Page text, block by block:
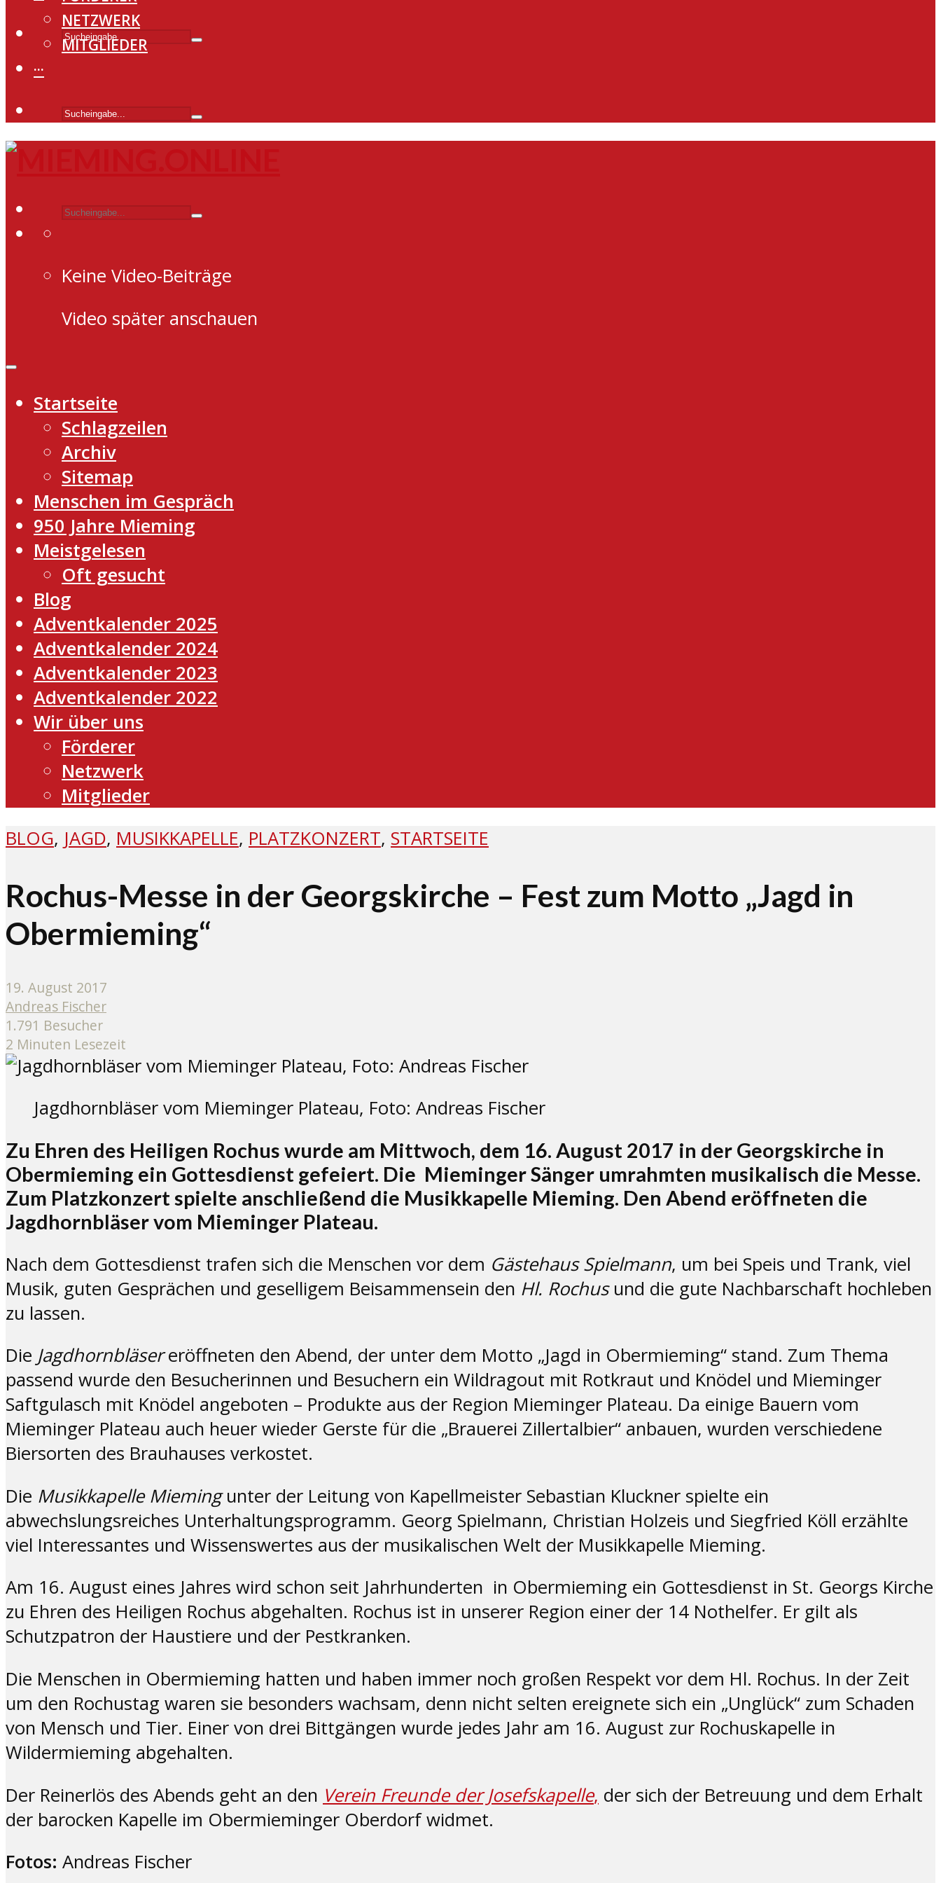
NETZWERK
MITGLIEDER
···
Keine Video-Beiträge
Video später anschauen
Startseite
Schlagzeilen
Archiv
Sitemap
Menschen im Gespräch
950 Jahre Mieming
Meistgelesen
Oft gesucht
Blog
Adventkalender 2025
Adventkalender 2024
Adventkalender 2023
Adventkalender 2022
Wir über uns
Förderer
Netzwerk
Mitglieder
BLOG, JAGD, MUSIKKAPELLE, PLATZKONZERT, STARTSEITE
Rochus-Messe in der Georgskirche – Fest zum Motto „Jagd in
Obermieming“
19. August 2017
Andreas Fischer
1.791 Besucher
2 Minuten Lesezeit
Jagdhornbläser vom Mieminger Plateau, Foto: Andreas Fischer
Zu Ehren des Heiligen Rochus wurde am Mittwoch, dem 16. August 2017 in der Georgskirche in
Obermieming ein Gottesdienst gefeiert. Die Mieminger Sänger umrahmten musikalisch die Messe.
Zum Platzkonzert spielte anschließend die Musikkapelle Mieming. Den Abend eröffneten die
Jagdhornbläser vom Mieminger Plateau.
Nach dem Gottesdienst trafen sich die Menschen vor dem Gästehaus Spielmann, um bei Speis und Trank, viel
Musik, guten Gesprächen und geselligem Beisammensein den Hl. Rochusund die gute Nachbarschaft hochleben
zu lassen.
Die Jagdhornbläsereröffneten den Abend, der unter dem Motto „Jagd in Obermieming“ stand. Zum Thema
passend wurde den Besucherinnen und Besuchern ein Wildragout mit Rotkraut und Knödel und Mieminger
Saftgulasch mit Knödel angeboten – Produkte aus der Region Mieminger Plateau. Da einige Bauern vom
Mieminger Plateau auch heuer wieder Gerste für die „Brauerei Zillertalbier“ anbauen, wurden verschiedene
Biersorten des Brauhauses verkostet.
Die Musikkapelle Miemingunter der Leitung von Kapellmeister Sebastian Kluckner spielte ein
abwechslungsreiches Unterhaltungsprogramm. Georg Spielmann, Christian Holzeis und Siegfried Köll erzählte
viel Interessantes und Wissenswertes aus der musikalischen Welt der Musikkapelle Mieming.
Am 16. August eines Jahres wird schon seit Jahrhunderten in Obermieming ein Gottesdienst in St. Georgs Kirche
zu Ehren des Heiligen Rochus abgehalten. Rochus ist in unserer Region einer der 14 Nothelfer. Er gilt als
Schutzpatron der Haustiere und der Pestkranken.
Die Menschen in Obermieming hatten und haben immer noch großen Respekt vor dem Hl. Rochus. In der Zeit
um den Rochustag waren sie besonders wachsam, denn nicht selten ereignete sich ein „Unglück“ zum Schaden
von Mensch und Tier. Einer von drei Bittgängen wurde jedes Jahr am 16. August zur Rochuskapelle in
Wildermieming abgehalten.
Der Reinerlös des Abends geht an den Verein Freunde der Josefskapelle, der sich der Betreuung und dem Erhalt
der barocken Kapelle im Obermieminger Oberdorf widmet.
Fotos: Andreas Fischer